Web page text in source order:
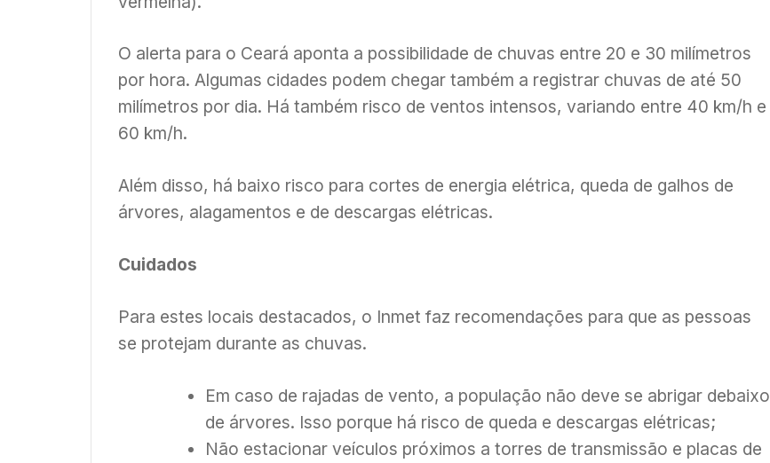
O alerta para o Ceará aponta a possibilidade de chuvas entre 20 e 30 milímetros
por hora. Algumas cidades podem chegar também a registrar chuvas de até 50
milímetros por dia. Há também risco de ventos intensos, variando entre 40 km/h e
60 km/h.
Além disso, há baixo risco para cortes de energia elétrica, queda de galhos de
árvores, alagamentos e de descargas elétricas.
Cuidados
Para estes locais destacados, o Inmet faz recomendações para que as pessoas
se protejam durante as chuvas.
Em caso de rajadas de vento, a população não deve se abrigar debaixo
de árvores. Isso porque há risco de queda e descargas elétricas;
Não estacionar veículos próximos a torres de transmissão e placas de